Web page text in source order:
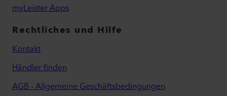
myLeister Apps
Rechtliches und Hilfe
Kontakt
Händler finden
AGB - Allgemeine Geschäftsbedingungen